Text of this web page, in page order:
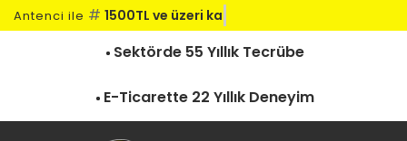
Antenci ile # 1500TL ve üzeri kargo
Sektörde 55 Yıllık Tecrübe
E-Ticarette 22 Yıllık Deneyim